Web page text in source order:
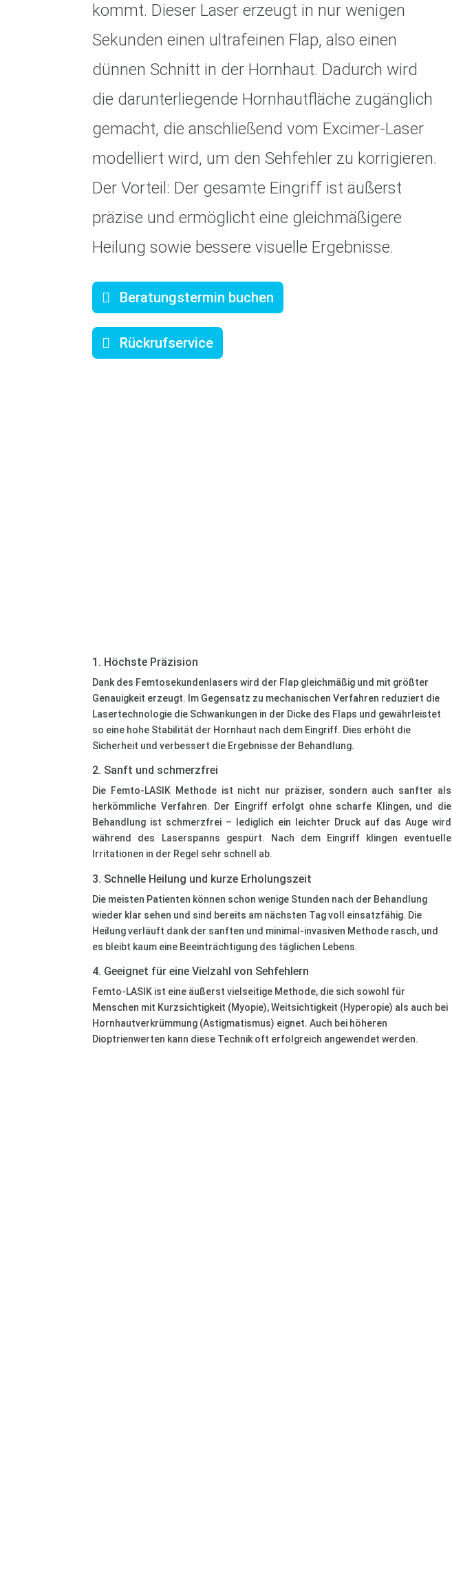
kommt. Dieser Laser erzeugt in nur wenigen
Sekunden einen ultrafeinen Flap, also einen
dünnen Schnitt in der Hornhaut. Dadurch wird
die darunterliegende Hornhautfläche zugänglich
gemacht, die anschließend vom Excimer-Laser
modelliert wird, um den Sehfehler zu korrigieren.
Der Vorteil: Der gesamte Eingriff ist äußerst
präzise und ermöglicht eine gleichmäßigere
Heilung sowie bessere visuelle Ergebnisse.
Beratungstermin buchen
Rückrufservice
1. Höchste Präzision
Dank des Femtosekundenlasers wird der Flap gleichmäßig und mit größter
Genauigkeit erzeugt. Im Gegensatz zu mechanischen Verfahren reduziert die
Lasertechnologie die Schwankungen in der Dicke des Flaps und gewährleistet
so eine hohe Stabilität der Hornhaut nach dem Eingriff. Dies erhöht die
Sicherheit und verbessert die Ergebnisse der Behandlung.
2. Sanft und schmerzfrei
Die Femto-LASIK Methode ist nicht nur präziser, sondern auch sanfter als
herkömmliche Verfahren. Der Eingriff erfolgt ohne scharfe Klingen, und die
Behandlung ist schmerzfrei – lediglich ein leichter Druck auf das Auge wird
während des Laserspanns gespürt. Nach dem Eingriff klingen eventuelle
Irritationen in der Regel sehr schnell ab.
3. Schnelle Heilung und kurze Erholungszeit
Die meisten Patienten können schon wenige Stunden nach der Behandlung
wieder klar sehen und sind bereits am nächsten Tag voll einsatzfähig. Die
Heilung verläuft dank der sanften und minimal-invasiven Methode rasch, und
es bleibt kaum eine Beeinträchtigung des täglichen Lebens.
4. Geeignet für eine Vielzahl von Sehfehlern
Femto-LASIK ist eine äußerst vielseitige Methode, die sich sowohl für
Menschen mit Kurzsichtigkeit (Myopie), Weitsichtigkeit (Hyperopie) als auch bei
Hornhautverkrümmung (Astigmatismus) eignet. Auch bei höheren
Dioptrienwerten kann diese Technik oft erfolgreich angewendet werden.